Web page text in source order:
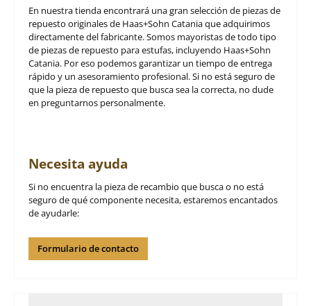
En nuestra tienda encontrará una gran selección de piezas de
repuesto originales de Haas+Sohn Catania que adquirimos
directamente del fabricante. Somos mayoristas de todo tipo
de piezas de repuesto para estufas, incluyendo Haas+Sohn
Catania. Por eso podemos garantizar un tiempo de entrega
rápido y un asesoramiento profesional. Si no está seguro de
que la pieza de repuesto que busca sea la correcta, no dude
en preguntarnos personalmente.
Necesita ayuda
Si no encuentra la pieza de recambio que busca o no está
seguro de qué componente necesita, estaremos encantados
de ayudarle:
Formulario de contacto